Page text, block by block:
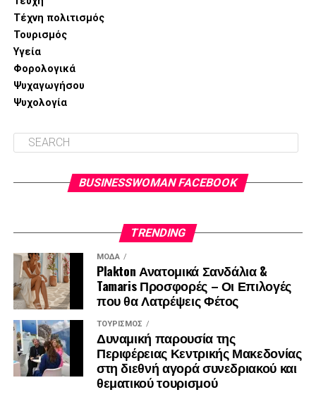
Τι να τρώω όταν δεν έχω χρόνο;
DON'T MISS
Βιταμίνες στη Διατροφή σου [ΟΔΗΓΟΣ]
κατάλληλη θεραπευτική λύση
Τέχνη πολιτισμός
Τουρισμός
Υγεία
Φορολογικά
Ψυχαγωγήσου
Ψυχολογία
BUSINESSWOMAN FACEBOOK
TRENDING
ΜΌΔΑ
Plakton Ανατομικά Σανδάλια &
Tamaris Προσφορές – Οι Επιλογές
που θα Λατρέψεις Φέτος
ΤΟΥΡΙΣΜΌΣ
Δυναμική παρουσία της
Περιφέρειας Κεντρικής Μακεδονίας
στη διεθνή αγορά συνεδριακού και
θεματικού τουρισμού